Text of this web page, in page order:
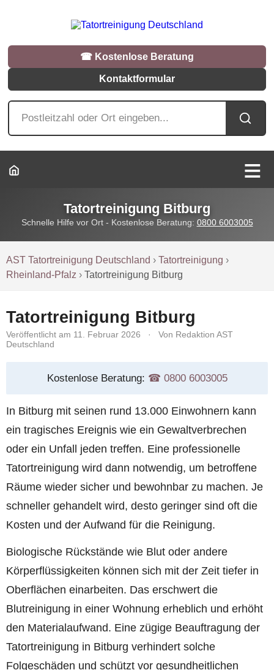
☎︎ Kostenlose Beratung
Kontaktformular
Tatortreinigung Bitburg
Schnelle Hilfe vor Ort - Kostenlose Beratung: 0800 6003005
AST Tatortreinigung Deutschland ›Tatortreinigung ›
Rheinland-Pfalz ›Tatortreinigung Bitburg
Tatortreinigung Bitburg
Veröffentlicht am 11. Februar 2026 ·
Von Redaktion AST
Deutschland
Kostenlose Beratung: ☎︎ 0800 6003005
In Bitburg mit seinen rund 13.000 Einwohnern kann
ein tragisches Ereignis wie ein Gewaltverbrechen
oder ein Unfall jeden treffen. Eine professionelle
Tatortreinigung wird dann notwendig, um betroffene
Räume wieder sicher und bewohnbar zu machen. Je
schneller gehandelt wird, desto geringer sind oft die
Kosten und der Aufwand für die Reinigung.
Biologische Rückstände wie Blut oder andere
Körperflüssigkeiten können sich mit der Zeit tiefer in
Oberflächen einarbeiten. Das erschwert die
Blutreinigung in einer Wohnung erheblich und erhöht
den Materialaufwand. Eine zügige Beauftragung der
Tatortreinigung in Bitburg verhindert solche
Folgeschäden und schützt vor gesundheitlichen